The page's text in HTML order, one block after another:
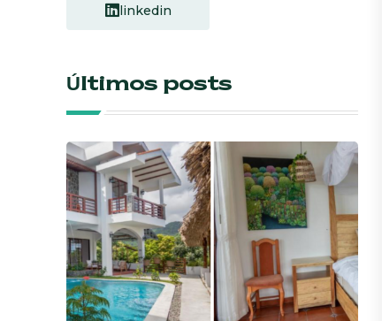
linkedin
Últimos posts